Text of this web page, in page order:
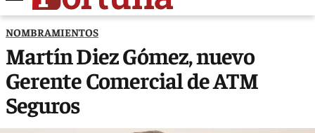
NOMBRAMIENTOS
Martín Diez Gómez, nuevo
Gerente Comercial de ATM
Seguros